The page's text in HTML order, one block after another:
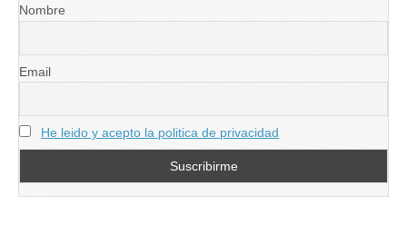
Nombre
Email
He leido y acepto la politica de privacidad